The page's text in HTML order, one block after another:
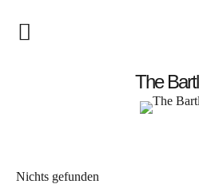
The
About
Nichts gefunden